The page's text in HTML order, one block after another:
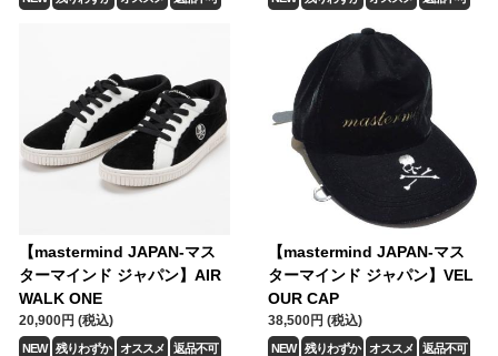
【mastermind JAPAN-マス
ターマインド ジャパン】AIR
WALK ONE
20,900円 (税込)
NEW 残りわずか オススメ 返品不可
【mastermind JAPAN-マス
ターマインド ジャパン】VEL
OUR CAP
38,500円 (税込)
NEW 残りわずか オススメ 返品不可